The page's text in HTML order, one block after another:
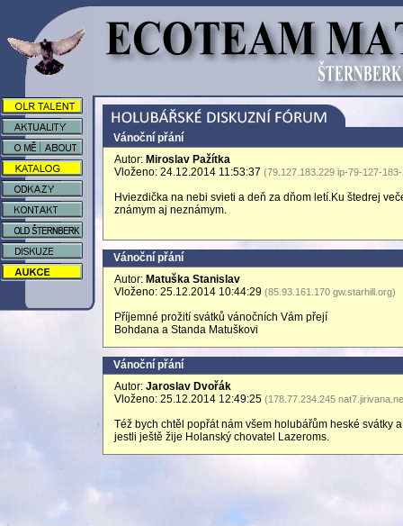
Vánoční přání
Autor: Miroslav Pažítka
Vloženo: 24.12.2014 11:53:37 (79.127.183.229 ip-79-127-
Hviezdička na nebi svieti a deň za dňom letí.Ku štedrej
známym aj neznámym.
Vánoční přání
Autor: Matuška Stanislav
Vloženo: 25.12.2014 10:44:29 (85.93.161.170 gw.starhill.org)
Příjemné prožití svátků vánočních Vám přejí
Bohdana a Standa Matuškovi
Vánoční přání
Autor: Jaroslav Dvořák
Vloženo: 25.12.2014 12:49:25 (178.77.234.245
Též bych chtěl popřát nám všem holubářům heské svátky
jestli ještě žije Holanský chovatel Lazeroms.